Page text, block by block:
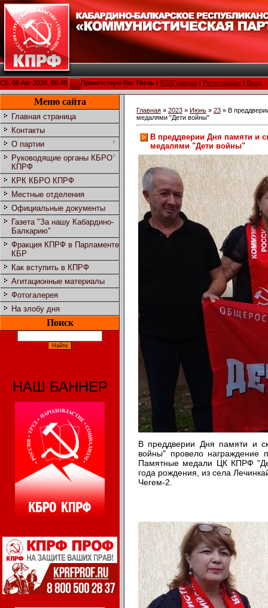
Сб, 08 Авг 2026, 06:48 Приветствую Вас Гость RSSГлавная Регистрация Вход
Меню сайта
Главная страница
Контакты
О партии
Руководящие органы КБРО
КПРФ
КРК КБРО КПРФ
Местные отделения
Официальные документы
Газета "За нашу Кабардино-
Балкарию"
Фракция КПРФ в Парламенте
КБР
Как вступить в КПРФ
Агитационные материалы
Фотогалерея
На злобу дня
Поиск
НАШ БАННЕР
Главная » 2023 » Июнь » 23 » В
медалями "Дети войны"
В преддверии Дня памяти и
медалями "Дети войны"
В преддверии Дня памяти и
войны" провело награждение
Памятные медали ЦК КПРФ
года рождения, из села
Чегем-2.